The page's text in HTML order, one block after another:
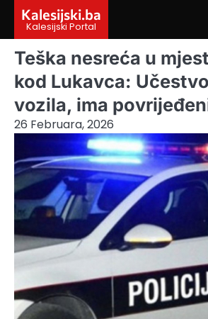
content
Kalesijski.ba
Kalesijski Portal
Teška nesreća u
kod Lukavca:
vozila, ima
26 Februara, 2026